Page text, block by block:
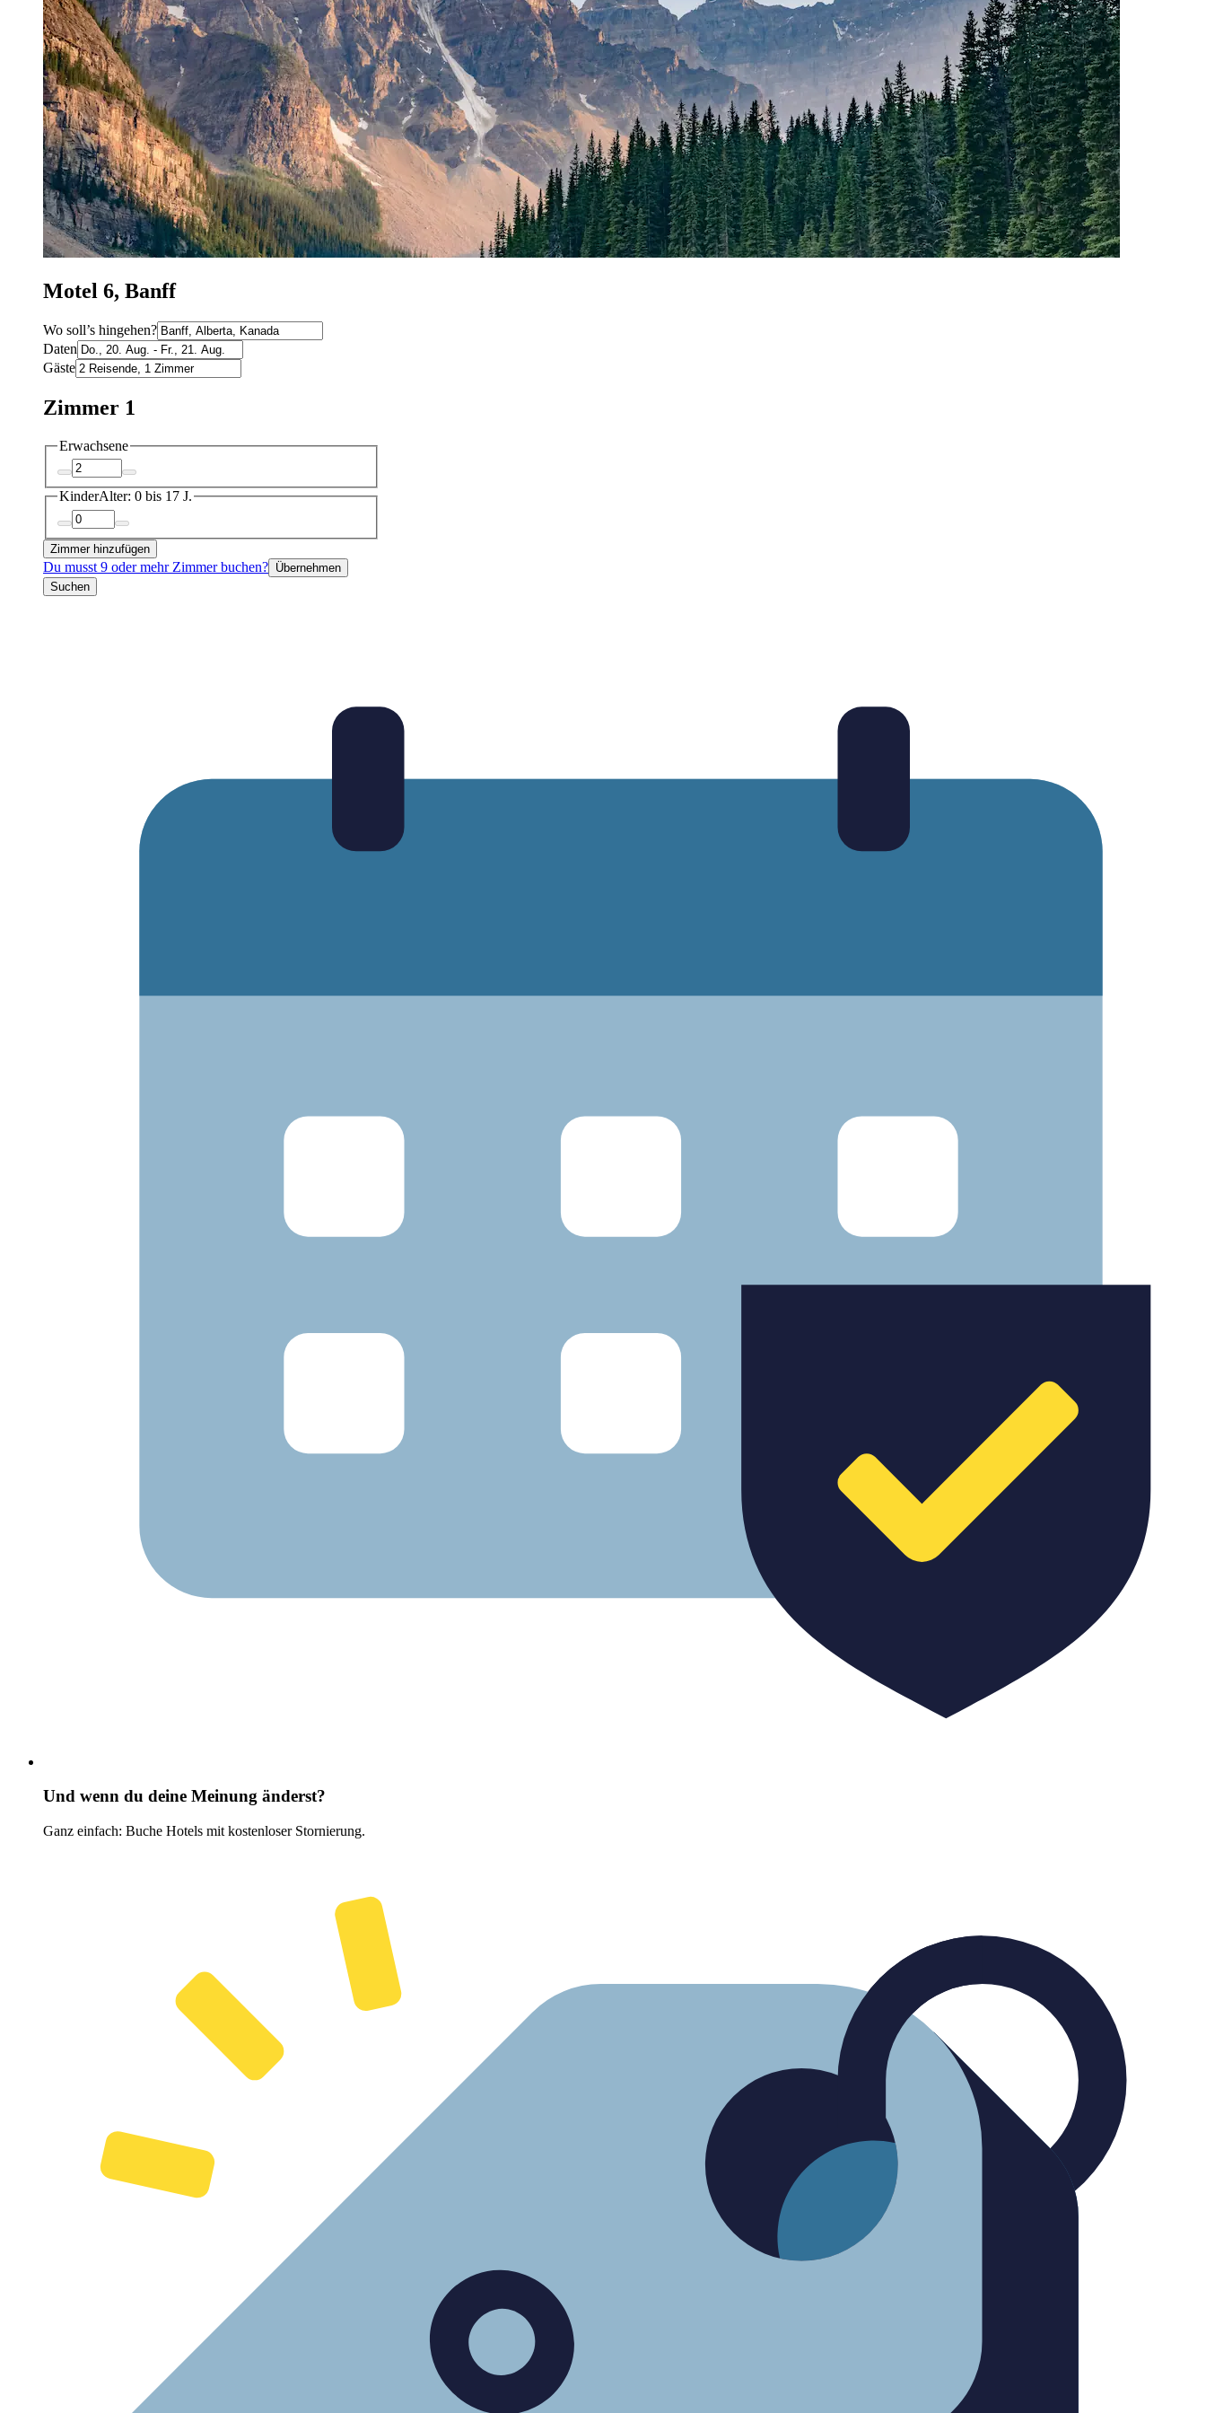
Motel 6, Banff
Wo soll’s hingehen?
Daten
Gäste
Zimmer 1
Erwachsene
KinderAlter: 0 bis 17 J.
Zimmer hinzufügen
Du musst 9 oder mehr Zimmer buchen? Übernehmen
Suchen
Und wenn du deine Meinung änderst?
Ganz einfach: Buche Hotels mit kostenloser Stornierung.